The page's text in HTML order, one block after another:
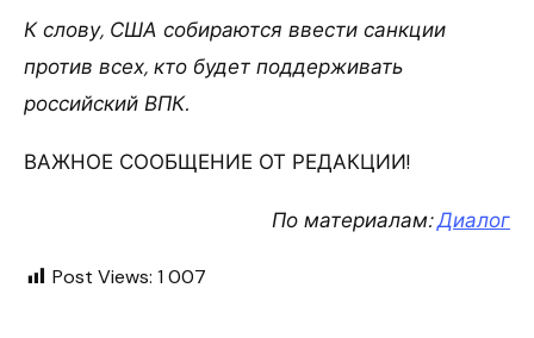
К слову, США собираются ввести санкции
против всех, кто будет поддерживать
российский ВПК.
ВАЖНОЕ СООБЩЕНИЕ ОТ РЕДАКЦИИ!
По материалам:Диалог
Post Views: 1 007